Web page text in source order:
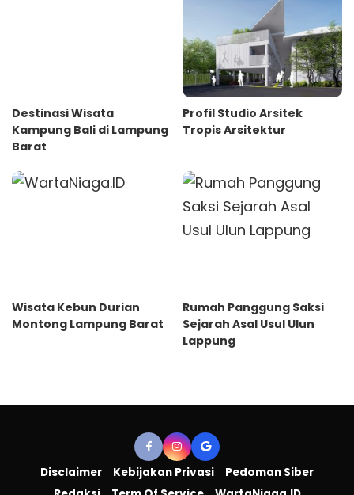
Destinasi Wisata
Kampung Bali di Lampung
Barat
Profil Studio Arsitek
Tropis Arsitektur
Wisata Kebun Durian
Montong Lampung Barat
Rumah Panggung Saksi
Sejarah Asal Usul Ulun
Lappung
Disclaimer Kebijakan Privasi
Pedoman Siber